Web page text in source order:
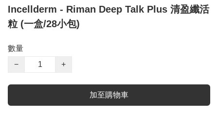
Incellderm - Riman Deep Talk Plus 清盈纖活
粒 (一盒/28小包)
數量
−
+
加至購物車